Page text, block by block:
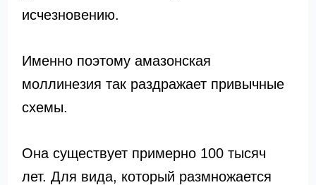
исчезновению.
Именно поэтому амазонская
моллинезия так раздражает привычные
схемы.
Она существует примерно 100 тысяч
лет. Для вида, который размножается